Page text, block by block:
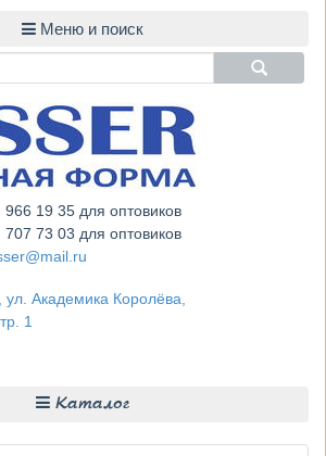
19 35 для оптовиков
73 03 для оптовиков
ул. Академика Королёва,
1
Каталог